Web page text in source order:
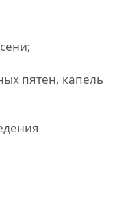
пятен, капель